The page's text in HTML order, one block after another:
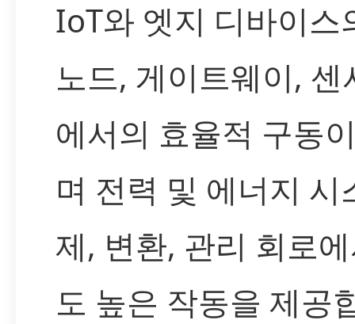
IoT와 엣지 디바이스
노드, 게이트웨이, 센
에서의 효율적 구동
며 전력 및 에너지 시
제, 변환, 관리 회로
도 높은 작동을 제공